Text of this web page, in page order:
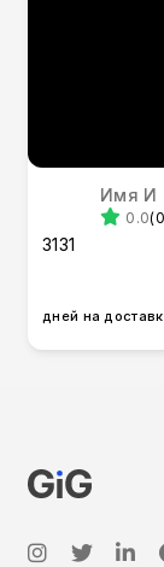
Имя И
0.0
3131
дней на